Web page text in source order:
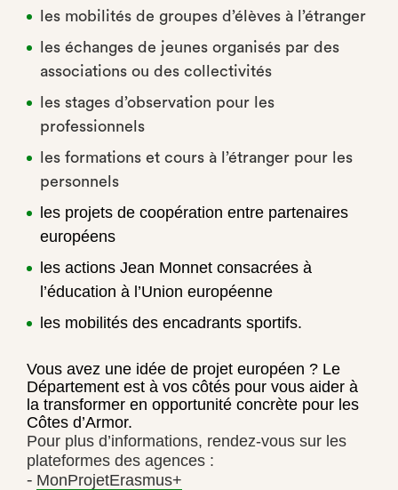
les mobilités de groupes d’élèves à l’étranger
les échanges de jeunes organisés par des
associations ou des collectivités
les stages d’observation pour les
professionnels
les formations et cours à l’étranger pour les
personnels
les projets de coopération entre partenaires
européens
les actions Jean Monnet consacrées à
l’éducation à l’Union européenne
les mobilités des encadrants sportifs.
Vous avez une idée de projet européen ? Le
Département est à vos côtés pour vous aider à
la transformer en opportunité concrète pour les
Côtes d’Armor.
Pour plus d’informations, rendez-vous sur les
plateformes des agences :
- MonProjetErasmus+